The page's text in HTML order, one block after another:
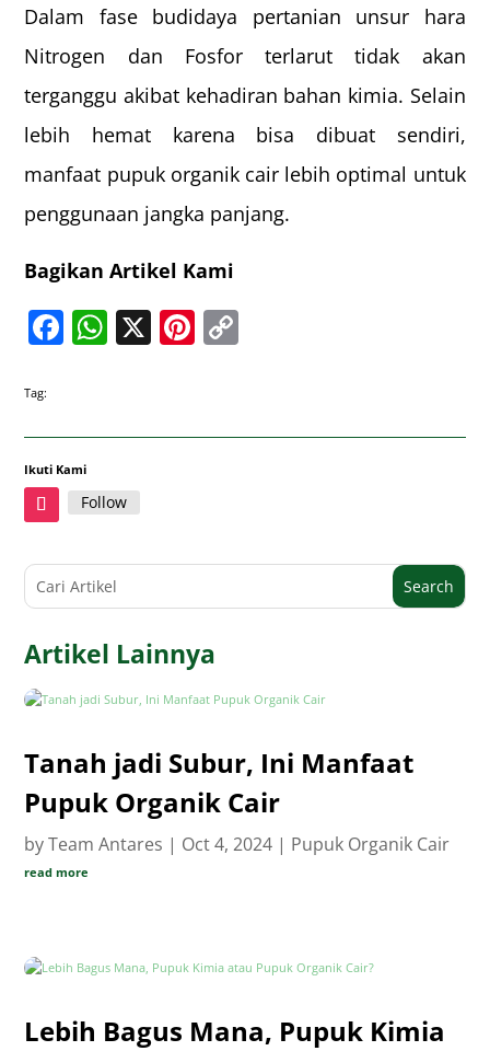
Dalam fase budidaya pertanian unsur hara
Nitrogen dan Fosfor terlarut tidak akan
terganggu akibat kehadiran bahan kimia. Selain
lebih hemat karena bisa dibuat sendiri,
manfaat pupuk organik cair lebih optimal untuk
penggunaan jangka panjang.
Bagikan Artikel Kami
Facebook
WhatsApp
X Pinterest
Tag:
Ikuti Kami
Follow
Artikel Lainnya
Tanah jadi Subur, Ini Manfaat
Pupuk Organik Cair
byTeam Antares | Oct 4, 2024 | Pupuk Organik Cair
read more
Lebih Bagus Mana, Pupuk Kimia